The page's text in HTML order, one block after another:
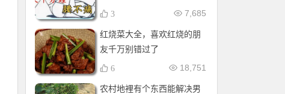
操，全套收好！每天十分钟
7,685
3
红烧菜大全，喜欢红烧的朋
友千万别错过了
18,751
6
农村地裡有个东西能解决男